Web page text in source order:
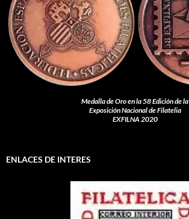
Medalla de Oro en la 58 Edición de la
Exposición Nacional de Filatelia
EXFILNA 2020
ENLACES DE INTERES